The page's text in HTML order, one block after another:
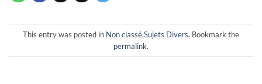
This entry was posted in Non classé,Sujets Divers. Bookmark the
permalink.